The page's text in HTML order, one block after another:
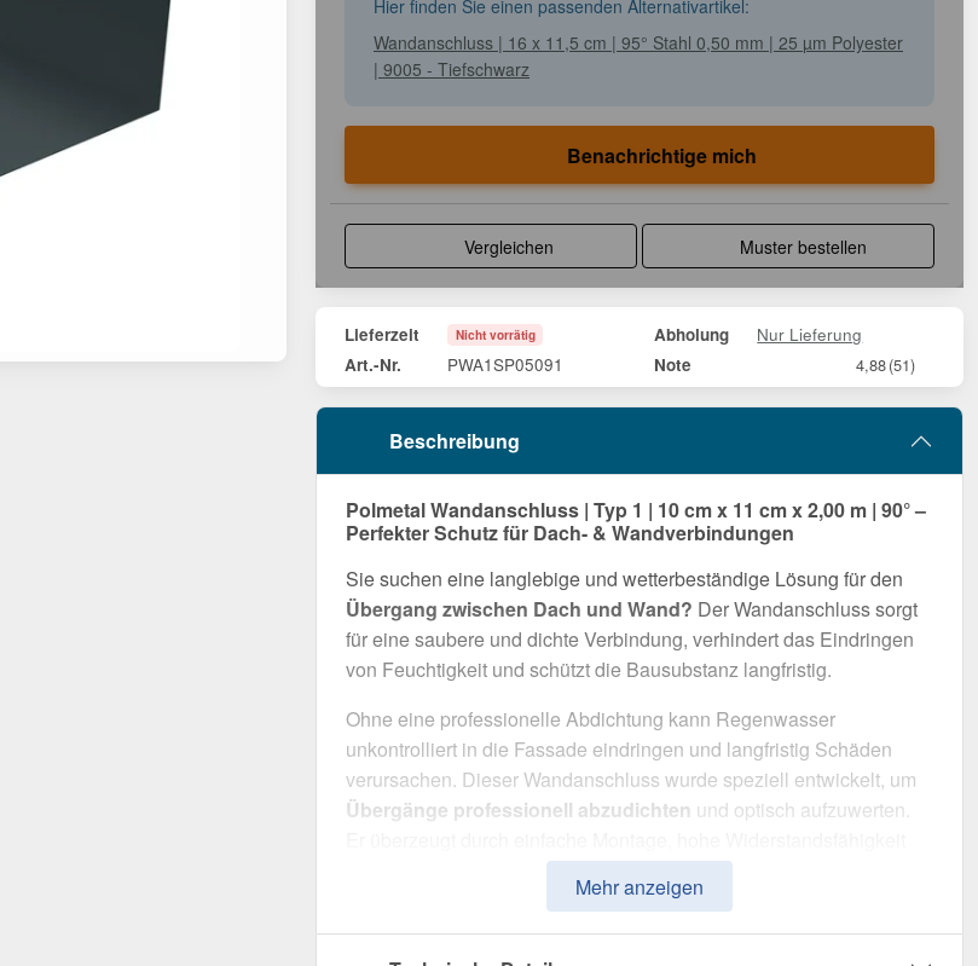
Hier finden Sie einen passenden Alternativartikel:
Wandanschluss | 16 x 11,5 cm | 95° Stahl 0,50 mm | 25 µm Polyester
| 9005 - Tiefschwarz
Benachrichtige mich
Vergleichen Muster bestellen
Lieferzeit Nicht vorrätig Abholung Nur Lieferung
Art.-Nr. PWA1SP05091 Note 4,88(51)
Beschreibung
Polmetal Wandanschluss | Typ 1 | 10 cm x 11 cm x 2,00 m | 90° –
Perfekter Schutz für Dach- & Wandverbindungen
Sie suchen eine langlebige und wetterbeständige Lösung für den
Übergang zwischen Dach und Wand? Der Wandanschluss sorgt
für eine saubere und dichte Verbindung, verhindert das Eindringen
von Feuchtigkeit und schützt die Bausubstanz langfristig.
Ohne eine professionelle Abdichtung kann Regenwasser
unkontrolliert in die Fassade eindringen und langfristig Schäden
verursachen. Dieser Wandanschluss wurde speziell entwickelt, um
Übergänge professionell abzudichten und optisch aufzuwerten.
und eine robuste Beschichtung.
mit einerMaterialstärke von 0,50 mm
Mehr anzeigen